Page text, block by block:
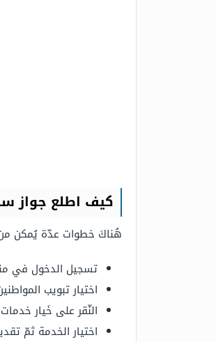
كيف اطلع جواز
هُناكَ خطوات عدّة يُمكن من
تسجيل الدخول في
اختيار تبويب
النّقر على خَيار
اختيار الخدمة ثمّ